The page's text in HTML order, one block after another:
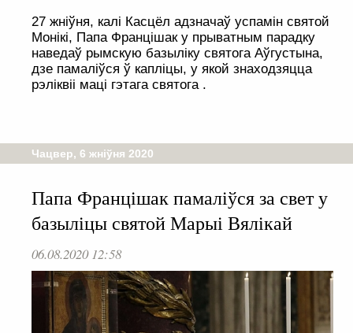
27 жніўня, калі Касцёл адзначаў успамін святой
Монікі, Папа Францішак у прыватным парадку
наведаў рымскую базыліку святога Аўгустына,
дзе памаліўся ў капліцы, у якой знаходзяцца
рэліквіі маці гэтага святога .
Чацвер, 6 жніўня 2020
Папа Францішак памаліўся за свет у
базыліцы святой Марыі Вялікай
06.08.2020 12:58